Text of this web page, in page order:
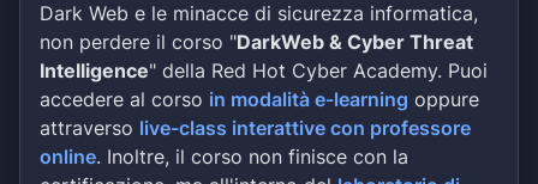
Dark Web e le minacce di sicurezza informatica,
non perdere il corso "DarkWeb & Cyber Threat
Intelligence" della Red Hot Cyber Academy. Puoi
accedere al corso in modalità e-learning oppure
attraverso live-class interattive con professore
online. Inoltre, il corso non finisce con la